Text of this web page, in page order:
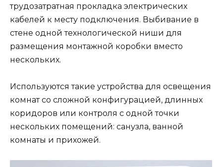
трудозатратная прокладка электрических
кабелей к месту подключения. Выбивание в
стене одной технологической ниши для
размещения монтажной коробки вместо
нескольких.
Используются такие устройства для освещения
комнат со сложной конфигурацией, длинных
коридоров или контроля с одной точки
нескольких помещений: санузла, ванной
комнаты и прихожей.